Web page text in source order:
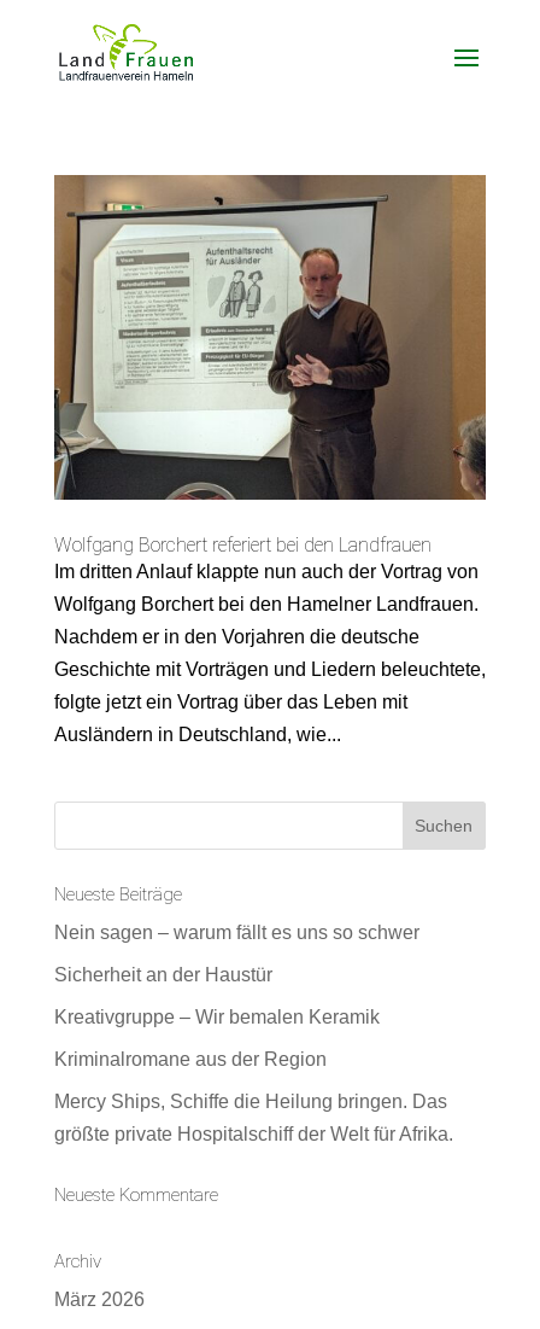
Wolfgang Borchert referiert bei den Landfrauen
Im dritten Anlauf klappte nun auch der Vortrag von
Wolfgang Borchert bei den Hamelner Landfrauen.
Nachdem er in den Vorjahren die deutsche
Geschichte mit Vorträgen und Liedern beleuchtete,
folgte jetzt ein Vortrag über das Leben mit
Ausländern in Deutschland, wie...
Neueste Beiträge
Nein sagen – warum fällt es uns so schwer
Sicherheit an der Haustür
Kreativgruppe – Wir bemalen Keramik
Kriminalromane aus der Region
Mercy Ships, Schiffe die Heilung bringen. Das
größte private Hospitalschiff der Welt für Afrika.
Neueste Kommentare
Archiv
März 2026